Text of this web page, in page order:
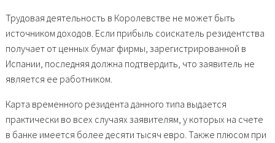
Трудовая деятельность в Королевстве не может быть
источником доходов. Если прибыль соискатель резидентства
получает от ценных бумаг фирмы, зарегистрированной в
Испании, последняя должна подтвердить, что заявитель не
является ее работником.
Карта временного резидента данного типа выдается
практически во всех случаях заявителям, у которых на счете
в банке имеется более десяти тысяч евро. Также плюсом при